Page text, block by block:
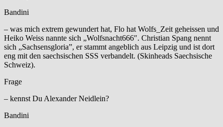
Bandini
– was mich extrem gewundert hat, Flo hat Wolfs_Zeit geheissen und
Heiko Weiss nannte sich „Wolfsnacht666″. Christian Spang nennt
sich „Sachsensgloria”, er stammt angeblich aus Leipzig und ist dort
eng mit den saechsischen SSS verbandelt. (Skinheads Saechsische
Schweiz).
Frage
– kennst Du Alexander Neidlein?
Bandini